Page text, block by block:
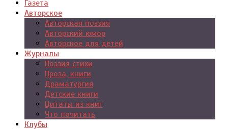
Газета
Авторское
Авторская поэзия
Авторский юмор
Авторское для детей
Журналы
Поэзия стихи
Проза, книги
Драматургия
Детские книги
Цитаты из книг
Что почитать
Клубы